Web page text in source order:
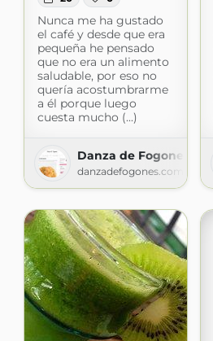
Nunca me ha gustado
el café y desde que era
pequeña he pensado
que no era un alimento
saludable, por eso no
quería acostumbrarme
a él porque luego
cuesta mucho (...)
Danza de Fogones
danzadefogones.com